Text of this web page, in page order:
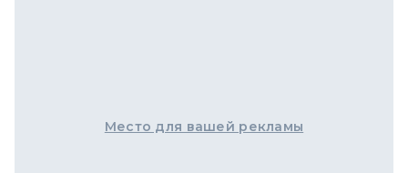
Место для вашей рекламы